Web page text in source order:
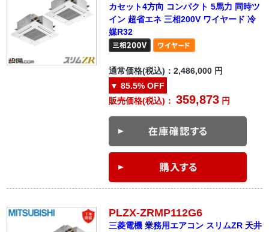
カセット4方向 コンパクト 5馬力 同時ツ
イン 超省エネ 三相200V ワイヤード 冷
媒R32
通常価格(税込)：2,486,000 円
▼ 85.5% OFF
販売価格(税込)：359,873 円
PLZX-ZRMP112G6
三菱電機 業務用エアコン スリムZR 天井